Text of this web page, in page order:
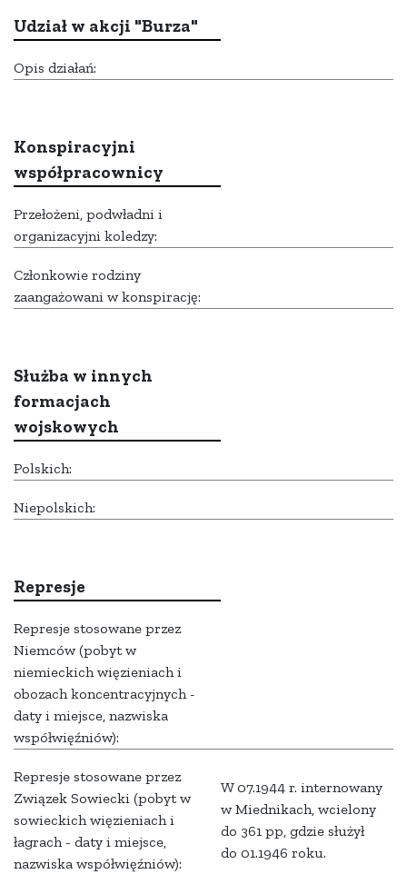
Udział w akcji "Burza"
Opis działań:
Konspiracyjni
współpracownicy
Przełożeni, podwładni i
organizacyjni koledzy:
Członkowie rodziny
zaangażowani w konspirację:
Służba w innych
formacjach
wojskowych
Polskich:
Niepolskich:
Represje
Represje stosowane przez
Niemców (pobyt w
niemieckich więzieniach i
obozach koncentracyjnych -
daty i miejsce, nazwiska
współwięźniów):
Represje stosowane przez
Związek Sowiecki (pobyt w
sowieckich więzieniach i
łagrach - daty i miejsce,
nazwiska współwięźniów):
W 07.1944 r. internowany
w Miednikach, wcielony
do 361 pp, gdzie służył
do 01.1946 roku.